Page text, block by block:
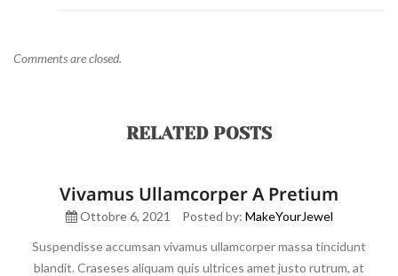
Comments are closed.
RELATED POSTS
Vivamus Ullamcorper A Pretium
Ottobre 6, 2021 Posted by: MakeYourJewel
Suspendisse accumsan vivamus ullamcorper massa tincidunt
blandit. Craseses aliquam quis ultrices amet justo rutrum, at